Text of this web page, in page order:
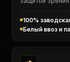
100%
Белый ввоз и